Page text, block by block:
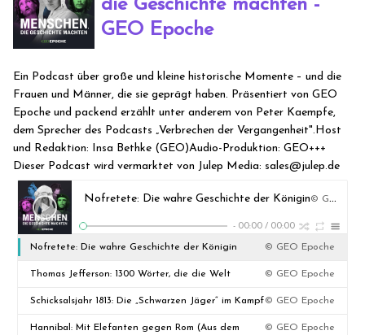
die Geschichte machten -
GEO Epoche
Ein Podcast über große und kleine historische Momente – und die
Frauen und Männer, die sie geprägt haben. Präsentiert von GEO
Epoche und packend erzählt unter anderem von Peter Kaempfe,
dem Sprecher des Podcasts „Verbrechen der Vergangenheit".Host
und Redaktion: Insa Bethke (GEO)Audio-Produktion: GEO+++
Dieser Podcast wird vermarktet von Julep Media: sales@julep.de
Nofretete: Die wahre Geschichte der Königin© GEO Epoche
- 00:00 / 00:00
Nofretete: Die wahre Geschichte der Königin © GEO Epoche
Thomas Jefferson: 1300 Wörter, die die Welt
verändern
© GEO Epoche
Schicksalsjahr 1813: Die „Schwarzen Jäger“ im Kampf
gegen Napoleon
© GEO Epoche
Hannibal: Mit Elefanten gegen Rom (Aus dem © GEO Epoche